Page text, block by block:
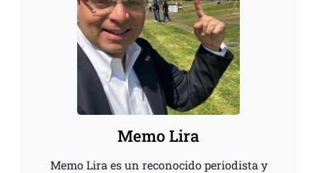
Memo Lira
Memo Lira es un reconocido periodista y